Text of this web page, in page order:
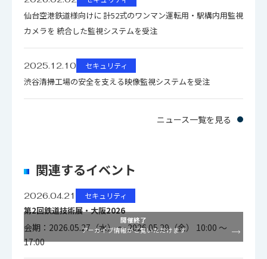
仙台空港鉄道様向けに 計52式のワンマン運転用・駅構内用監視
カメラを 統合した監視システムを受注
2025.12.10 セキュリティ
渋谷清掃工場の安全を支える映像監視システムを受注
ニュース一覧を見る
関連するイベント
2026.04.21 セキュリティ
第2回鉄道技術展・大阪2026
会期：2026.05.27（水） ～ 2026.05.29（金） 10:00 ～
17:00
開催終了
アーカイブ情報がご覧いただけます